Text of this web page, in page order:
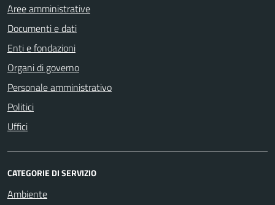
Aree amministrative
Documenti e dati
Enti e fondazioni
Organi di governo
Personale amministrativo
Politici
Uffici
CATEGORIE DI SERVIZIO
Ambiente